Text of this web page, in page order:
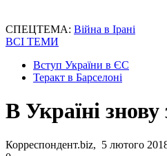
СПЕЦТЕМА: Війна в Ірані
ВСІ ТЕМИ
Вступ України в ЄС
Теракт в Барселоні
В Україні
Корреспондент.biz, 5 лютого